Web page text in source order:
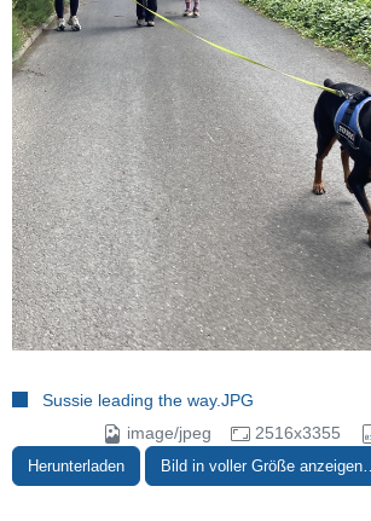
Sussie leading the way.JPG
image/jpeg
2516x3355
Herunterladen Bild in voller Größe anzeigen…